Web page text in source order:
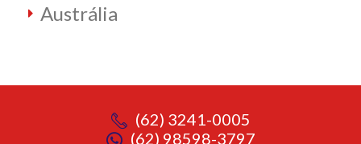
Austrália
(62) 3241-0005
(62) 98598-3797